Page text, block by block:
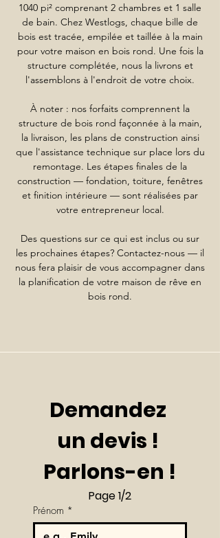
1040 pi² comprenant 2 chambres et 1 salle
de bain. Chez Westlogs, chaque bille de
bois est tracée, empilée et taillée à la main
pour votre maison en bois rond. Une fois la
structure complétée, nous la livrons et
l'assemblons à l'endroit de votre choix.
À noter : nos forfaits comprennent la
structure de bois rond façonnée à la main,
la livraison, les plans de construction ainsi
que l'assistance technique sur place lors du
remontage. Les étapes finales de la
construction — fondation, toiture, fenêtres
et finition intérieure — sont réalisées par
votre entrepreneur local.
Des questions sur ce qui est inclus ou sur
les prochaines étapes? Contactez-nous — il
nous fera plaisir de vous accompagner dans
la planification de votre maison de rêve en
bois rond.
Demandez
un devis !
Parlons-en !
Page 1/2
Prénom *